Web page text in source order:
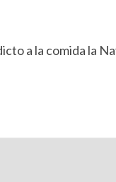
a la comida la